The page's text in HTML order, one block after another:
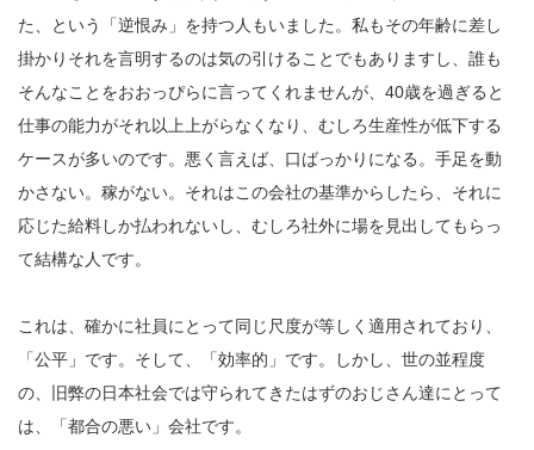
た、という「逆恨み」を持つ人もいました。私もその年齢に差し
掛かりそれを言明するのは気の引けることでもありますし、誰も
そんなことをおおっぴらに言ってくれませんが、40歳を過ぎると
仕事の能力がそれ以上上がらなくなり、むしろ生産性が低下する
ケースが多いのです。悪く言えば、口ばっかりになる。手足を動
かさない。稼がない。それはこの会社の基準からしたら、それに
応じた給料しか払われないし、むしろ社外に場を見出してもらっ
て結構な人です。
これは、確かに社員にとって同じ尺度が等しく適用されており、
「公平」です。そして、「効率的」です。しかし、世の並程度
の、旧弊の日本社会では守られてきたはずのおじさん達にとって
は、「都合の悪い」会社です。